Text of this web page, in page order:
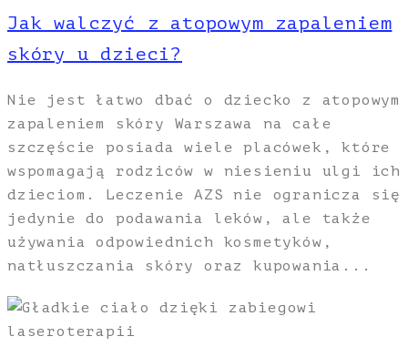
Jak walczyć z atopowym zapaleniem
skóry u dzieci?
Nie jest łatwo dbać o dziecko z atopowym
zapaleniem skóry Warszawa na całe
szczęście posiada wiele placówek, które
wspomagają rodziców w niesieniu ulgi ich
dzieciom. Leczenie AZS nie ogranicza się
jedynie do podawania leków, ale także
używania odpowiednich kosmetyków,
natłuszczania skóry oraz kupowania...